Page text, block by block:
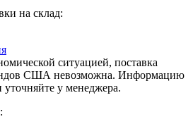
на склад:
ситуацией, поставка
США невозможна. Информацию
у менеджера.